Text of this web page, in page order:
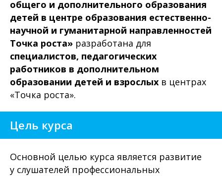
общего и дополнительного образования
детей в центре образования естественно-
научной и гуманитарной направленностей
Точка роста» разработана для
специалистов, педагогических
работников в дополнительном
образовании детей и взрослых в центрах
«Точка роста».
Цель курса
Основной целью курса является развитие
у слушателей профессиональных